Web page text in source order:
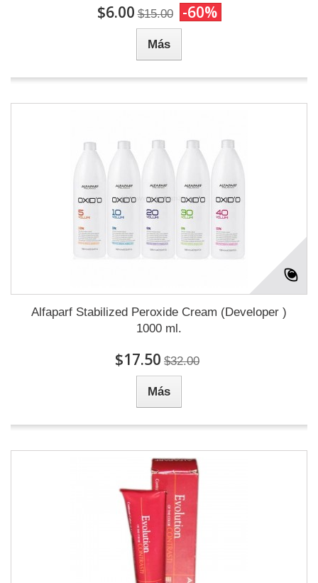
$6.00 $15.00 -60%
Más
Alfaparf Stabilized Peroxide Cream (Developer )
1000 ml.
$17.50 $32.00
Más